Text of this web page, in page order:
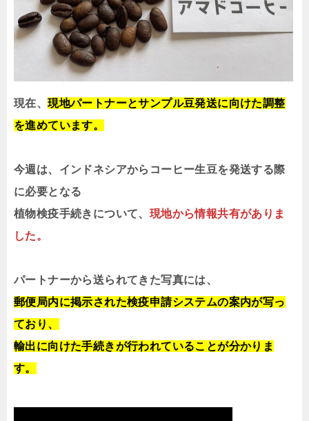
現在、現地パートナーとサンプル豆発送に向けた調整
を進めています。
今週は、インドネシアからコーヒー生豆を発送する際
に必要となる
植物検疫手続きについて、 現地から情報共有がありま
した。
パートナーから送られてきた写真には、
郵便局内に掲示された検疫申請システムの案内が写っ
ており、
輸出に向けた手続きが行われていることが分かりま
す。